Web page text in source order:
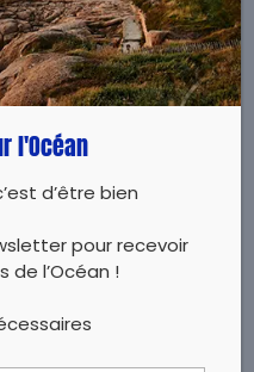
l'Océan
d’être bien
pour recevoir
l’Océan !